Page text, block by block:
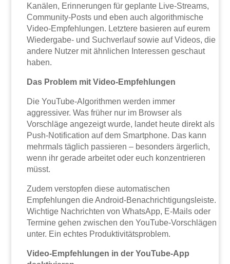
Kanälen, Erinnerungen für geplante Live-Streams,
Community-Posts und eben auch algorithmische
Video-Empfehlungen. Letztere basieren auf eurem
Wiedergabe- und Suchverlauf sowie auf Videos, die
andere Nutzer mit ähnlichen Interessen geschaut
haben.
Das Problem mit Video-Empfehlungen
Die YouTube-Algorithmen werden immer
aggressiver. Was früher nur im Browser als
Vorschläge angezeigt wurde, landet heute direkt als
Push-Notification auf dem Smartphone. Das kann
mehrmals täglich passieren – besonders ärgerlich,
wenn ihr gerade arbeitet oder euch konzentrieren
müsst.
Zudem verstopfen diese automatischen
Empfehlungen die Android-Benachrichtigungsleiste.
Wichtige Nachrichten von WhatsApp, E-Mails oder
Termine gehen zwischen den YouTube-Vorschlägen
unter. Ein echtes Produktivitätsproblem.
Video-Empfehlungen in der YouTube-App